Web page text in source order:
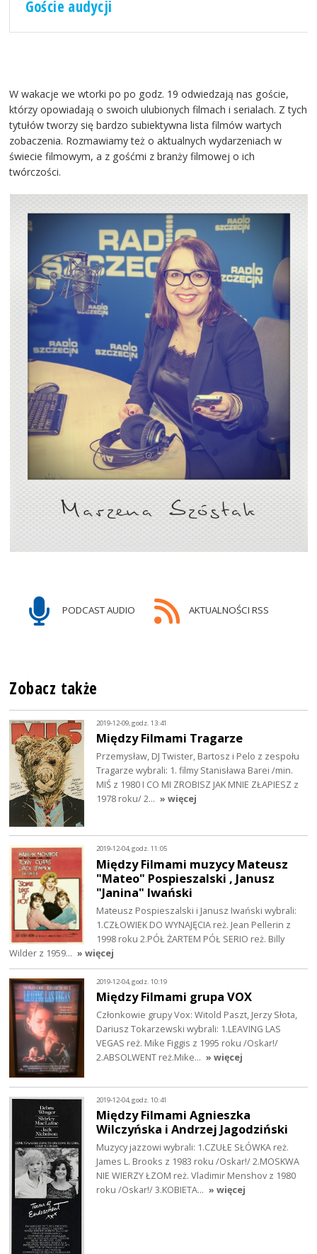
Goście audycji
W wakacje we wtorki po po godz. 19 odwiedzają nas goście,
którzy opowiadają o swoich ulubionych filmach i serialach. Z tych
tytułów tworzy się bardzo subiektywna lista filmów wartych
zobaczenia. Rozmawiamy też o aktualnych wydarzeniach w
świecie filmowym, a z gośćmi z branży filmowej o ich
twórczości.
PODCAST AUDIO AKTUALNOŚCI RSS
Zobacz także
2019-12-09, godz. 13:41
Między Filmami Tragarze
Przemysław, DJ Twister, Bartosz i Pelo z zespołu
Tragarze wybrali: 1. filmy Stanisława Barei /min.
MIŚ z 1980 I CO MI ZROBISZ JAK MNIE ZŁAPIESZ z
1978 roku/ 2… » więcej
2019-12-04, godz. 11:05
Między Filmami muzycy Mateusz
"Mateo" Pospieszalski , Janusz
"Janina" Iwański
Mateusz Pospieszalski i Janusz Iwański wybrali:
1.CZŁOWIEK DO WYNAJĘCIA reż. Jean Pellerin z
1998 roku 2.PÓŁ ŻARTEM PÓŁ SERIO reż. Billy
Wilder z 1959… » więcej
2019-12-04, godz. 10:19
Między Filmami grupa VOX
Członkowie grupy Vox: Witold Paszt, Jerzy Słota,
Dariusz Tokarzewski wybrali: 1.LEAVING LAS
VEGAS reż. Mike Figgis z 1995 roku /Oskar!/
2.ABSOLWENT reż.Mike… » więcej
2019-12-04, godz. 10:41
Między Filmami Agnieszka
Wilczyńska i Andrzej Jagodziński
Muzycy jazzowi wybrali: 1.CZUŁE SŁÓWKA reż.
James L. Brooks z 1983 roku /Oskar!/ 2.MOSKWA
NIE WIERZY ŁZOM reż. Vladimir Menshov z 1980
roku /Oskar!/ 3.KOBIETA… » więcej